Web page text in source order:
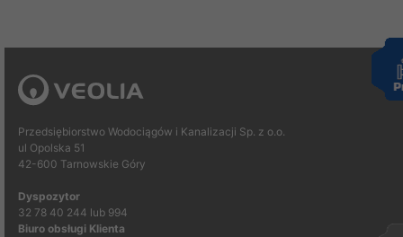
Przedsiębiorstwo Wodociągów i Kanalizacji Sp. z o.o.
ul Opolska 51
42-600 Tarnowskie Góry
Dyspozytor
32 78 40 244 lub 994
Biuro obsługi Klienta